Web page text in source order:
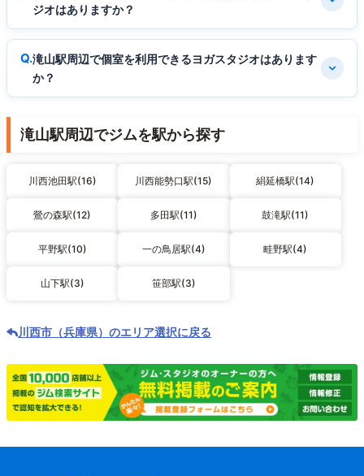
ジオはありますか？
滝山駅周辺で個室を利用できるヨガスタジオはあります
か？
滝山駅周辺でジムを駅から探す
川西池田駅(16) 川西能勢口駅(15) 絹延橋駅(14)
鶯の森駅(12) 多田駅(11) 鼓滝駅(11)
平野駅(10) 一の鳥居駅(4) 畦野駅(4)
山下駅(3) 笹部駅(3)
川西市（兵庫県）のエリア選択に戻る